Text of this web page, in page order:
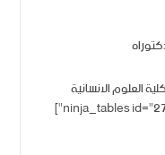
العلوم الانسانية